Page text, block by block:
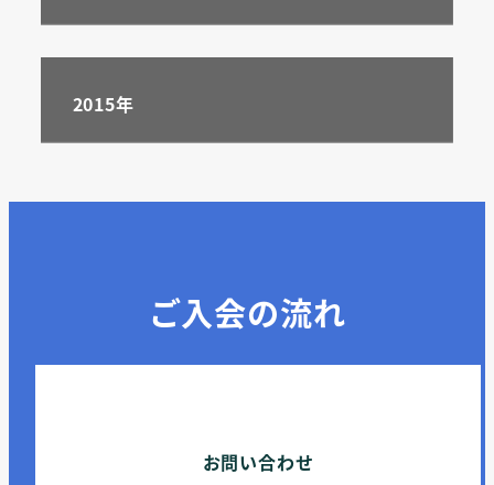
2015年
ご入会の流れ
お問い合わせ